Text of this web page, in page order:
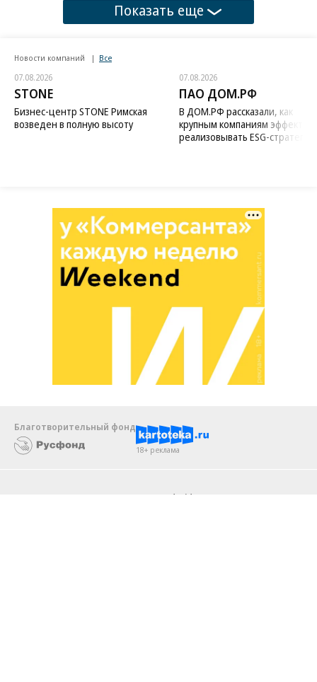
Показать еще
Новости компаний Все
07.08.2026
STONE
Бизнес-центр STONE Римская
возведен в полную высоту
07.08.2026
ПАО ДОМ.РФ
В ДОМ.РФ рассказали, как
крупным компаниям
реализовывать ESG-стратегию
Благотворительный фонд
18+ реклама
Android